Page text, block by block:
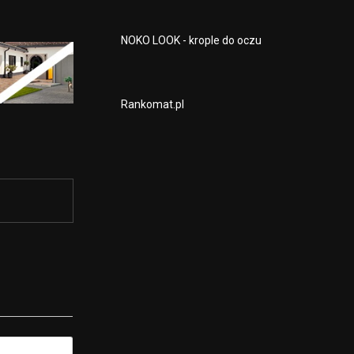
NOKO LOOK - krople do oczu
Rankomat.pl